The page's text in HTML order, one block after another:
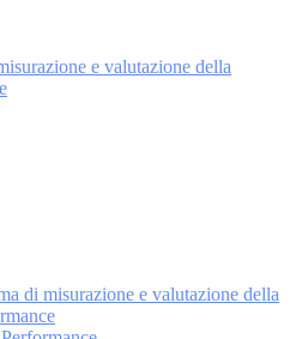
e valutazione della
di misurazione e valutazione della